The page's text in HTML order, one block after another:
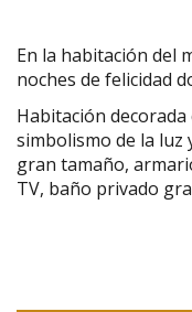
En la habitación del
noches de felicidad
Habitación
simbolismo de la luz
gran tamaño,
TV, baño privado